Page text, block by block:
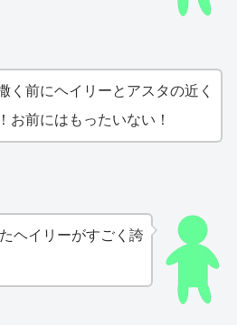
く前にヘイリーとアスタの近く
お前にはもったいない！
ヘイリーがすごく誇